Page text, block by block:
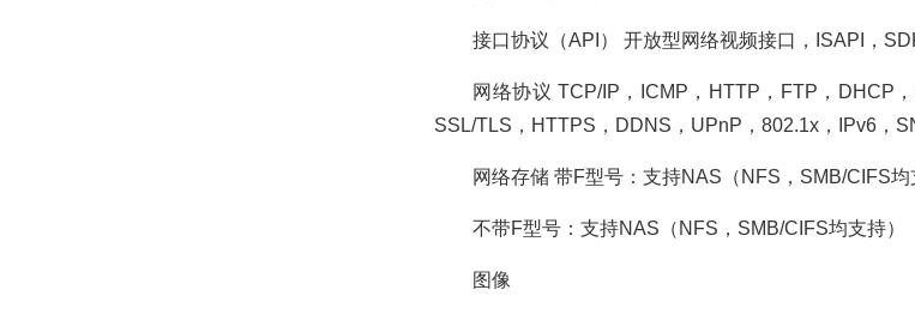
接口协议（API） 开放型网络视频接口，ISAPI，
网络协议 TCP/IP，ICMP，HTTP，FTP，DHCP，
SSL/TLS，HTTPS，DDNS，UPnP，802.1x，IPv6，
网络存储 带F型号：支持NAS（NFS，SMB/CIFS均
不带F型号：支持NAS（NFS，SMB/CIFS均支持）
图像